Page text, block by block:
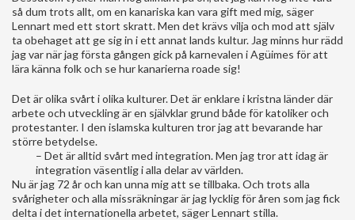
så dum trots allt, om en kanariska kan vara gift med mig, säger
Lennart med ett stort skratt. Men det krävs vilja och mod att själv
ta obehaget att ge sig in i ett annat lands kultur. Jag minns hur rädd
jag var när jag första gången gick på karnevalen i Agüimes för att
lära känna folk och se hur kanarierna roade sig!
Det är olika svårt i olika kulturer. Det är enklare i kristna länder där
arbete och utveckling är en självklar grund både för katoliker och
protestanter. I den islamska kulturen tror jag att bevarande har
större betydelse.
– Det är alltid svårt med integration. Men jag tror att idag är
integration väsentlig i alla delar av världen.
Nu är jag 72 år och kan unna mig att se tillbaka. Och trots alla
svårigheter och alla missräkningar är jag lycklig för åren som jag fick
delta i det internationella arbetet, säger Lennart stilla.